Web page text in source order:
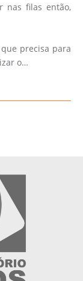
nas filas então,
precisa para
o…